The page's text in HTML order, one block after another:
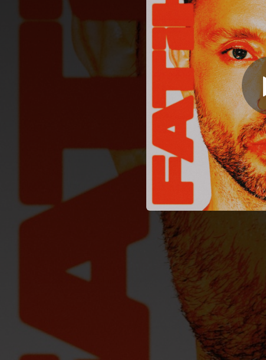
05:02
04:16
04:12
05:15
04:25
04:53
03:31
04:27
03:45